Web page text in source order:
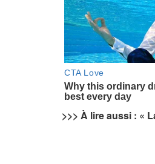
>>> À lire aussi : «